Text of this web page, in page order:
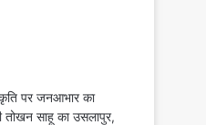
पर जनआभार का
तोखन साहू का उसलापुर,